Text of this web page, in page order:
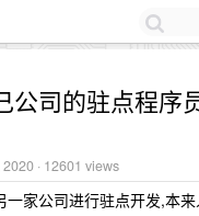
公司的驻点程序
· 12601 views
一家公司进行驻点开发,本